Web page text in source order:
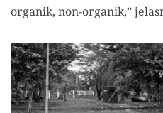
organik, non-organik,”